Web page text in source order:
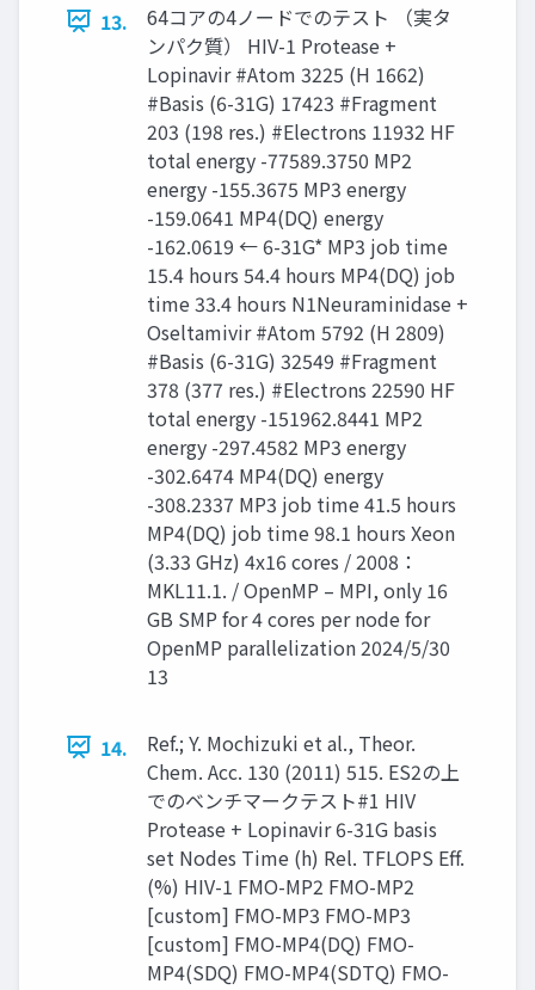
13.
64コアの4ノードでのテスト （実タ
ンパク質） HIV-1 Protease +
Lopinavir #Atom 3225 (H 1662)
#Basis (6-31G) 17423 #Fragment
203 (198 res.) #Electrons 11932 HF
total energy -77589.3750 MP2
energy -155.3675 MP3 energy
-159.0641 MP4(DQ) energy
-162.0619 ← 6-31G* MP3 job time
15.4 hours 54.4 hours MP4(DQ) job
time 33.4 hours N1Neuraminidase +
Oseltamivir #Atom 5792 (H 2809)
#Basis (6-31G) 32549 #Fragment
378 (377 res.) #Electrons 22590 HF
total energy -151962.8441 MP2
energy -297.4582 MP3 energy
-302.6474 MP4(DQ) energy
-308.2337 MP3 job time 41.5 hours
MP4(DQ) job time 98.1 hours Xeon
(3.33 GHz) 4x16 cores / 2008：
MKL11.1. / OpenMP – MPI, only 16
GB SMP for 4 cores per node for
OpenMP parallelization 2024/5/30
13
14.
Ref.; Y. Mochizuki et al., Theor.
Chem. Acc. 130 (2011) 515. ES2の上
でのベンチマークテスト#1 HIV
Protease + Lopinavir 6-31G basis
set Nodes Time (h) Rel. TFLOPS Eff.
(%) HIV-1 FMO-MP2 FMO-MP2
[custom] FMO-MP3 FMO-MP3
[custom] FMO-MP4(DQ) FMO-
MP4(SDQ) FMO-MP4(SDTQ) FMO-